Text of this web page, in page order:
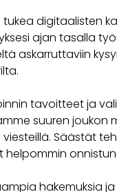
digitaalisten
ajan tasalla
askarruttaviin
tavoitteet ja
suuren joukon
Säästät
helpommin
hakemuksia